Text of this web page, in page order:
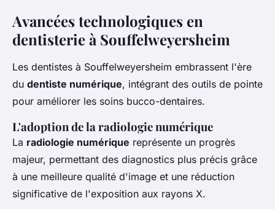
Avancées technologiques en
dentisterie à Souffelweyersheim
Les dentistes à Souffelweyersheim embrassent l'ère
du dentiste numérique, intégrant des outils de pointe
pour améliorer les soins bucco-dentaires.
L'adoption de la radiologie numérique
La radiologie numérique représente un progrès
majeur, permettant des diagnostics plus précis grâce
à une meilleure qualité d'image et une réduction
significative de l'exposition aux rayons X.